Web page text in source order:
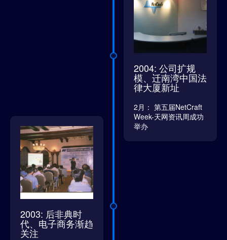
2004: 公司扩规
模、迁南湾中国法
律大厦新址
2月： 第五届NetCraft
Week-天网资讯周成功
举办
2003: 后非典时
代、电子商务渐趋
关注